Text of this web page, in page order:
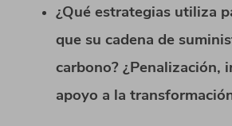
¿Qué estrategias utiliza
que su cadena de
carbono? ¿Penalización,
apoyo a la